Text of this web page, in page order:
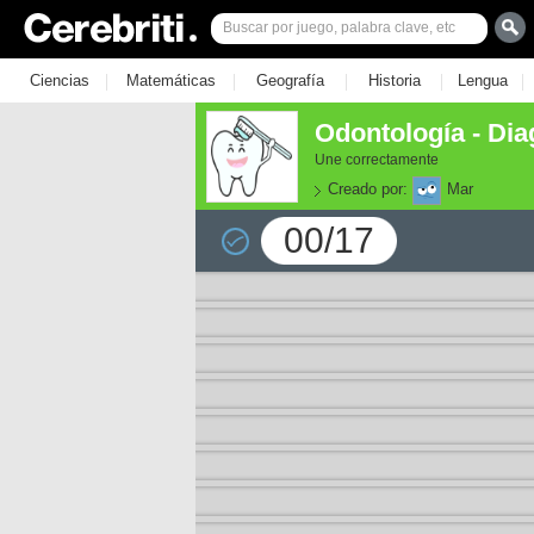
Ciencias | Matemáticas | Geografía | Historia | Lengua |
Odontología -
Une correctamente
Creado por: Mar
00/17